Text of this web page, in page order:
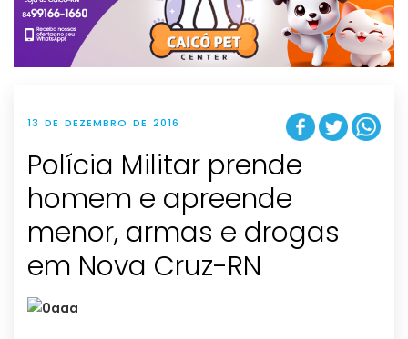
t
i
o
n
13 DE DEZEMBRO DE 2016
Polícia Militar prende
homem e apreende
menor, armas e drogas
em Nova Cruz-RN